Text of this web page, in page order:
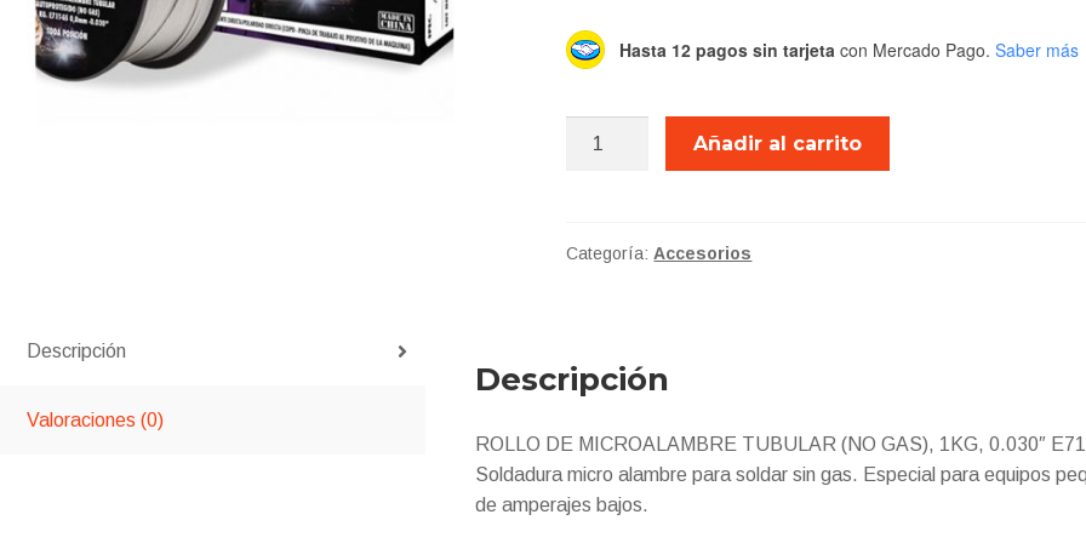
Hasta 12 pagos sin tarjeta con Mercado Pago. Saber más
ALAMBRE
.030
cantidad
Añadir al carrito
Categoría: Accesorios
Descripción
Valoraciones (0)
Descripción
ROLLO DE MICROALAMBRE TUBULAR (NO GAS), 1KG, 0.030″
Soldadura micro alambre para soldar sin gas. Especial para equipos
de amperajes bajos.